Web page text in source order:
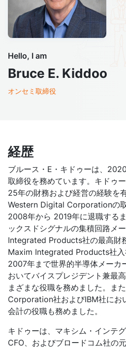
Hello, I am
Bruce E. Kiddoo
オンセミ取締役
経歴
ブルース・E・キドゥーは、
取締役を務めています。キドゥ
25年の財務および経営の経験を
Western Digital Corporationの取
2008年から 2019年に退職する
ックスドシグナルの集積回路メ
Integrated Products社の最高財
Maxim Integrated Products社入
2007年まで世界的半導体メーカ
おいてバイスプレジデント兼最
まざまな役職を務めました。ま
Corporation社およびIBM社にお
会計の役職も務めました。
キドゥーは、マキシム・インテ
CFO、およびブロードコム社の